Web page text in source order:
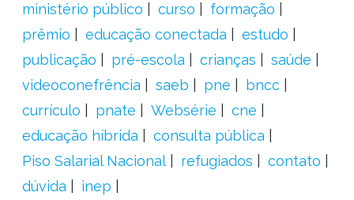
ministério público
curso
formação
prêmio
educação conectada
estudo
publicação
pré-escola crianças
saúde
videoconefrência
saeb pne
bncc
currículo
pnate Websérie
cne
educação híbrida
consulta pública
Piso Salarial Nacional
refugiados
contato
dúvida
inep